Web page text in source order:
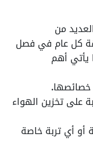
من
كل عام في فصل
يأتي أهم
خصائصها.
على تخزين الهواء
أو أي تربة خاصة